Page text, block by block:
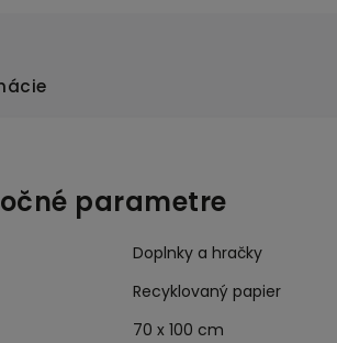
parametre
Doplnky a hračky
Recyklovaný papier
70 x 100 cm